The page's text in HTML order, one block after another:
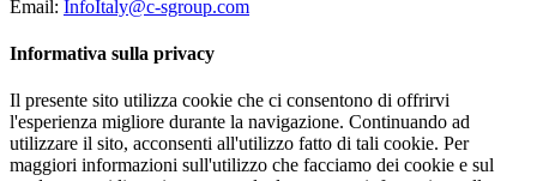
Email: InfoItaly@c-sgroup.com
Informativa sulla privacy
Il presente sito utilizza cookie che ci consentono di offrirvi
l'esperienza migliore durante la navigazione. Continuando ad
utilizzare il sito, acconsenti all'utilizzo fatto di tali cookie. Per
maggiori informazioni sull'utilizzo che facciamo dei cookie e sul